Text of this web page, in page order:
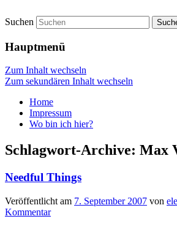
vidgames.de
Suchen
Hauptmenü
Zum Inhalt wechseln
Zum sekundären Inhalt wechseln
Home
Impressum
Wo bin ich hier?
Schlagwort-Archive: Max
Needful Things
Veröffentlicht am 7. September 2007 von
Kommentar